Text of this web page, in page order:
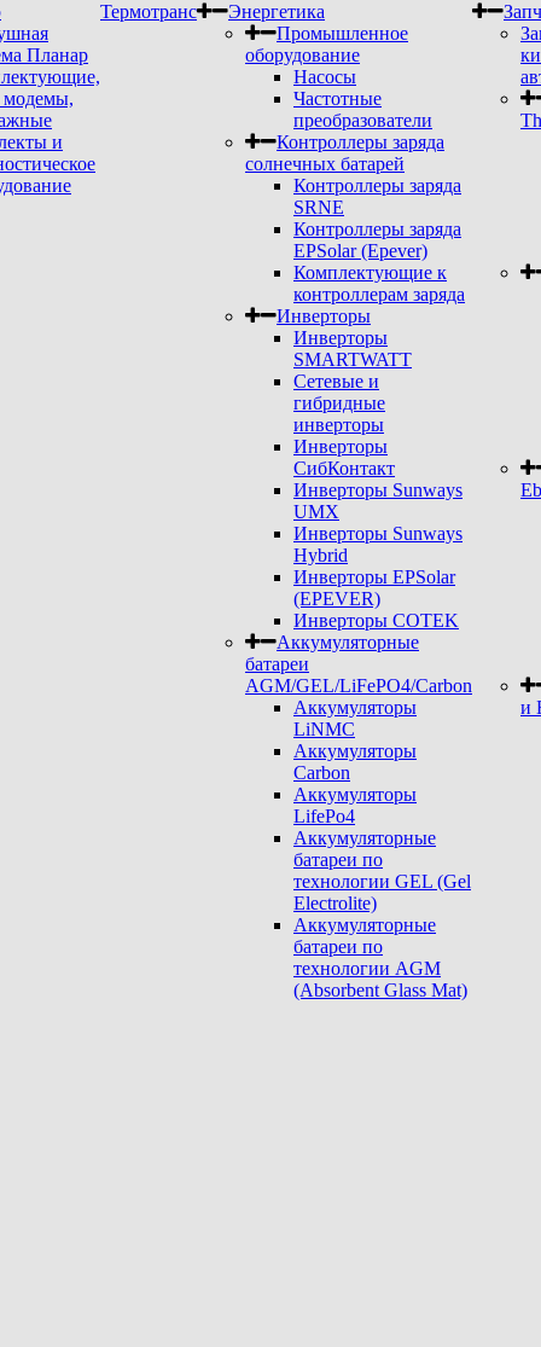
Планар
модемы,
и
Термотранс
Энергетика
Промышленное
оборудование
Насосы
Частотные
преобразователи
Контроллеры заряда
солнечных батарей
Контроллеры заряда
SRNE
Контроллеры заряда
EPSolar (Epever)
Комплектующие к
контроллерам заряда
Инверторы
Инверторы
SMARTWATT
Сетевые и
гибридные
инверторы
Инверторы
СибКонтакт
Инверторы Sunways
UMX
Инверторы Sunways
Hybrid
Инверторы EPSolar
(EPEVER)
Инверторы COTEK
Аккумуляторные
батареи
AGM/GEL/LiFePO4/Carbon
Аккумуляторы
LiNMC
Аккумуляторы
Carbon
Аккумуляторы
LifePo4
Аккумуляторные
батареи по
технологии GEL (Gel
Electrolite)
Аккумуляторные
батареи по
технологии AGM
(Absorbent Glass Mat)
и